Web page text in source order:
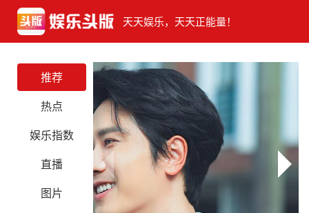
天天娱乐，天天正能量！
推荐
热点
娱乐指数
直播
图片